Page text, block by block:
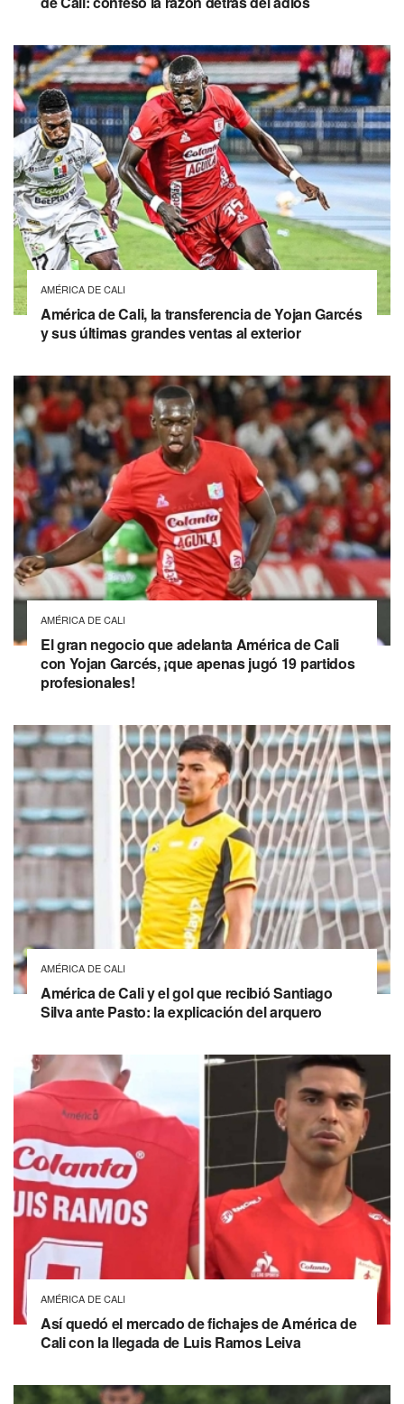
AMÉRICA DE CALI
América de Cali, la transferencia de Yojan Garcés
y sus últimas grandes ventas al exterior
AMÉRICA DE CALI
El gran negocio que adelanta América de Cali
con Yojan Garcés, ¡que apenas jugó 19 partidos
profesionales!
AMÉRICA DE CALI
América de Cali y el gol que recibió Santiago
Silva ante Pasto: la explicación del arquero
AMÉRICA DE CALI
Así quedó el mercado de fichajes de América de
Cali con la llegada de Luis Ramos Leiva